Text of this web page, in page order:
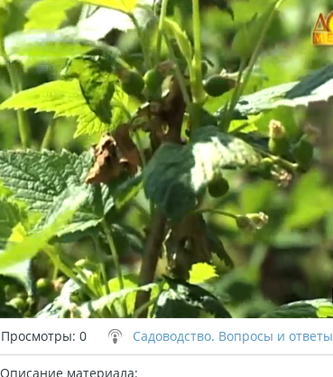
Просмотры: 0 Садоводство. Вопросы и ответы
Описание материала: